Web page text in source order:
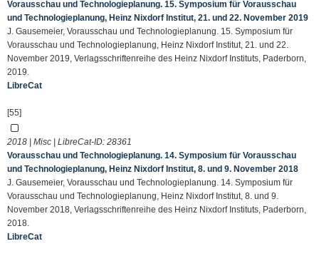
Vorausschau und Technologieplanung. 15. Symposium für Vorausschau
und Technologieplanung, Heinz Nixdorf Institut, 21. und 22. November 2019
J. Gausemeier, Vorausschau und Technologieplanung. 15. Symposium für
Vorausschau und Technologieplanung, Heinz Nixdorf Institut, 21. und 22.
November 2019, Verlagsschriftenreihe des Heinz Nixdorf Instituts, Paderborn,
2019.
LibreCat
[55]
2018 | Misc | LibreCat-ID: 28361
Vorausschau und Technologieplanung. 14. Symposium für Vorausschau
und Technologieplanung, Heinz Nixdorf Institut, 8. und 9. November 2018
J. Gausemeier, Vorausschau und Technologieplanung. 14. Symposium für
Vorausschau und Technologieplanung, Heinz Nixdorf Institut, 8. und 9.
November 2018, Verlagsschriftenreihe des Heinz Nixdorf Instituts, Paderborn,
2018.
LibreCat